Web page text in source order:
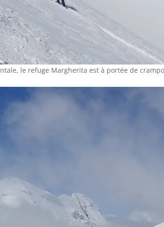
le refuge Margherita est à portée de